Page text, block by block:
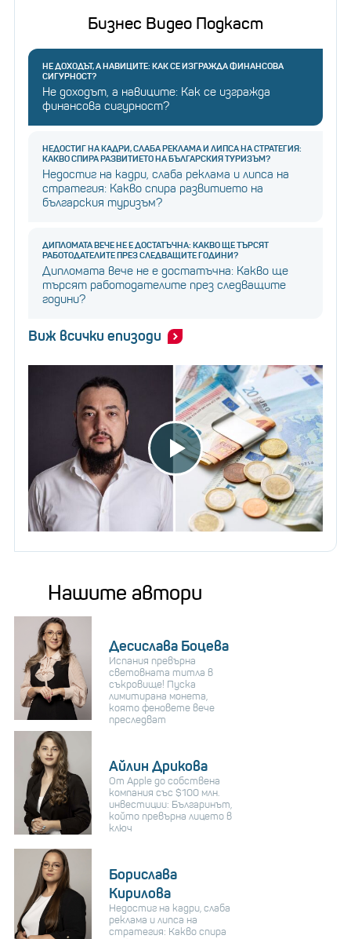
Бизнес Видео Подкаст
НЕ ДОХОДЪТ, А НАВИЦИТЕ: КАК СЕ ИЗГРАЖДА ФИНАНСОВА
СИГУРНОСТ?
Не доходът, а навиците: Как се изгражда
финансова сигурност?
НЕДОСТИГ НА КАДРИ, СЛАБА РЕКЛАМА И ЛИПСА НА СТРАТЕГИЯ:
КАКВО СПИРА РАЗВИТИЕТО НА БЪЛГАРСКИЯ ТУРИЗЪМ?
Недостиг на кадри, слаба реклама и липса на
стратегия: Какво спира развитието на
българския туризъм?
ДИПЛОМАТА ВЕЧЕ НЕ Е ДОСТАТЪЧНА: КАКВО ЩЕ ТЪРСЯТ
РАБОТОДАТЕЛИТЕ ПРЕЗ СЛЕДВАЩИТЕ ГОДИНИ?
Дипломата вече не е достатъчна: Какво ще
търсят работодателите през следващите
години?
Виж всички епизоди
Нашите автори
Десислава Боцева
Испания превърна
световната титла в
съкровище! Пуска
лимитирана монета,
която феновете вече
преследват
Айлин Дрикова
От Apple до собствена
компания със $100 млн.
инвестиции: Българинът,
който превърна лицето в
ключ
Борислава
Кирилова
Недостиг на кадри, слаба
реклама и липса на
стратегия: Какво спира